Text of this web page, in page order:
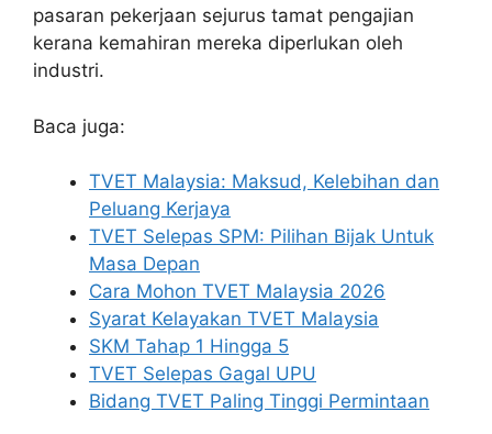
pasaran pekerjaan sejurus tamat pengajian
kerana kemahiran mereka diperlukan oleh
industri.
Baca juga:
TVET Malaysia: Maksud, Kelebihan dan
Peluang Kerjaya
TVET Selepas SPM: Pilihan Bijak Untuk
Masa Depan
Cara Mohon TVET Malaysia 2026
Syarat Kelayakan TVET Malaysia
SKM Tahap 1 Hingga 5
TVET Selepas Gagal UPU
Bidang TVET Paling Tinggi Permintaan